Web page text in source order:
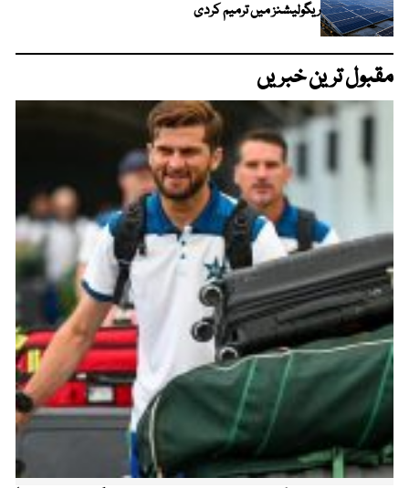
ریگولیشنز میں ترمیم کردی
مقبول ترین خبریں